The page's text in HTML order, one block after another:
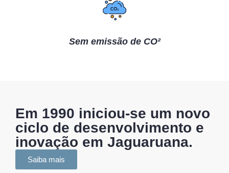
Sem emissão de CO²
Em 1990 iniciou-se um novo
ciclo de desenvolvimento e
inovação em Jaguaruana.
Saiba mais